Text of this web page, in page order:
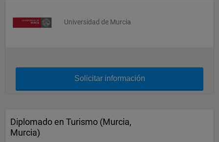
Universidad de Murcia
Solicitar información
Diplomado en Turismo (Murcia,
Murcia)